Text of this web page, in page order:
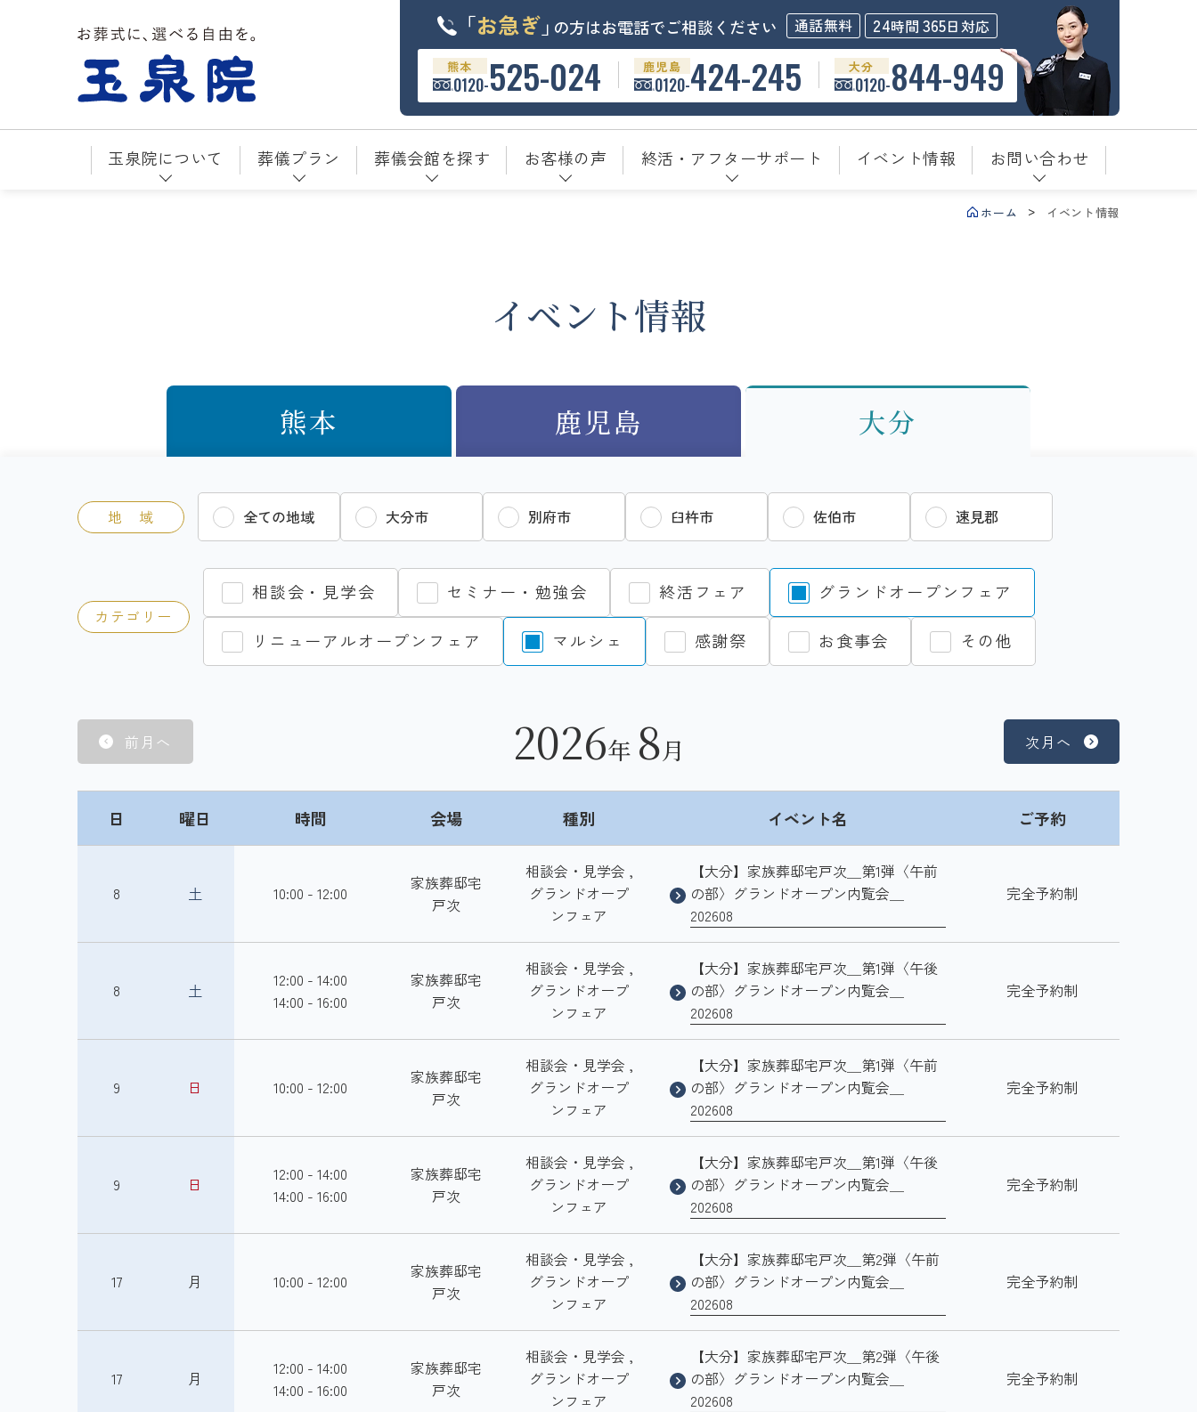
お葬式に、選べる自由を。玉泉院
「お急ぎ」 の方はお電話でご相談ください 通話無料 24時間 365日対応
熊本
0120-525-024 鹿児島
0120-424-245 大分
0120-844-949
玉泉院について 葬儀プラン 葬儀会館を探す お客様の声 終活・アフターサポート イベント情報 お問い合わせ
ホーム イベント情報
イベント情報
熊本 鹿児島 大分
地 域 全ての地域 大分市 別府市 臼杵市 佐伯市 速見郡
カテゴリー
相談会・見学会 セミナー・勉強会 終活フェア グランドオープンフェア
リニューアルオープンフェア マルシェ 感謝祭 お食事会 その他
2026年 8月
前月へ 次月へ
日 曜日 時間 会場 種別 イベント名 ご予約
8 土 10:00 - 12:00
家族葬邸宅
戸次
相談会・見学会 ,
グランドオープ
ンフェア
【大分】家族葬邸宅戸次＿第1弾〈午前
の部〉グランドオープン内覧会＿
202608
完全予約制
8 土
12:00 - 14:00
14:00 - 16:00
家族葬邸宅
戸次
相談会・見学会 ,
グランドオープ
ンフェア
【大分】家族葬邸宅戸次＿第1弾〈午後
の部〉グランドオープン内覧会＿
202608
完全予約制
9 日 10:00 - 12:00
家族葬邸宅
戸次
相談会・見学会 ,
グランドオープ
ンフェア
【大分】家族葬邸宅戸次＿第1弾〈午前
の部〉グランドオープン内覧会＿
202608
完全予約制
9 日
12:00 - 14:00
14:00 - 16:00
家族葬邸宅
戸次
相談会・見学会 ,
グランドオープ
ンフェア
【大分】家族葬邸宅戸次＿第1弾〈午後
の部〉グランドオープン内覧会＿
202608
完全予約制
17 月 10:00 - 12:00
家族葬邸宅
戸次
相談会・見学会 ,
グランドオープ
ンフェア
【大分】家族葬邸宅戸次＿第2弾〈午前
の部〉グランドオープン内覧会＿
202608
完全予約制
17 月
12:00 - 14:00
14:00 - 16:00
家族葬邸宅
戸次
相談会・見学会 ,
グランドオープ
ンフェア
【大分】家族葬邸宅戸次＿第2弾〈午後
の部〉グランドオープン内覧会＿
202608
完全予約制